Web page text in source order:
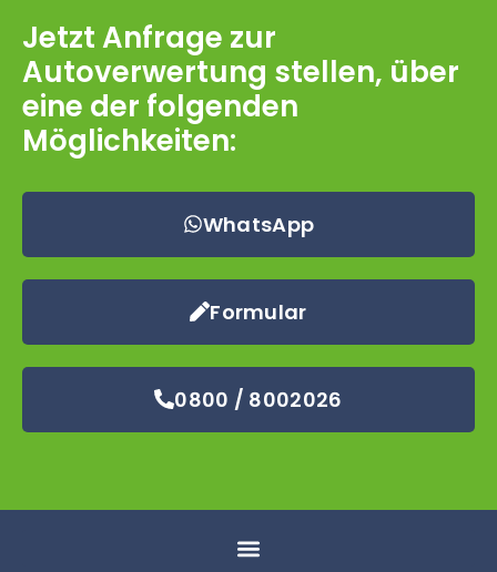
Jetzt Anfrage zur
Autoverwertung stellen, über
eine der folgenden
Möglichkeiten:
WhatsApp
Formular
0800 / 8002026